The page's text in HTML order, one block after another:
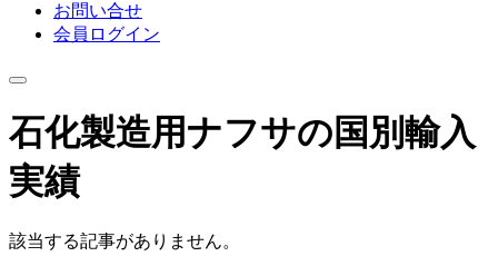
お問い合せ
会員ログイン
石化製造用ナフサの国別輸入
実績
該当する記事がありません。